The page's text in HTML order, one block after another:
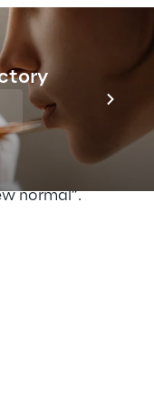
rotonda
sui
dei
nei
normal”.